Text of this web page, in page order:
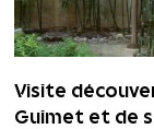
Visite
Guimet et de